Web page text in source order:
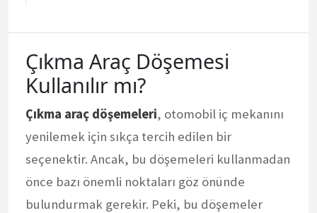
Çıkma Araç Döşemesi
Kullanılır mı?
Çıkma araç döşemeleri, otomobil iç mekanını
yenilemek için sıkça tercih edilen bir
seçenektir. Ancak, bu döşemeleri kullanmadan
önce bazı önemli noktaları göz önünde
bulundurmak gerekir. Peki, bu döşemeler